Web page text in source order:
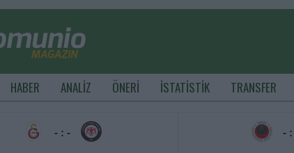
HABER ANALİZ ÖNERİ İSTATİSTİK TRANSFER
- : - - :